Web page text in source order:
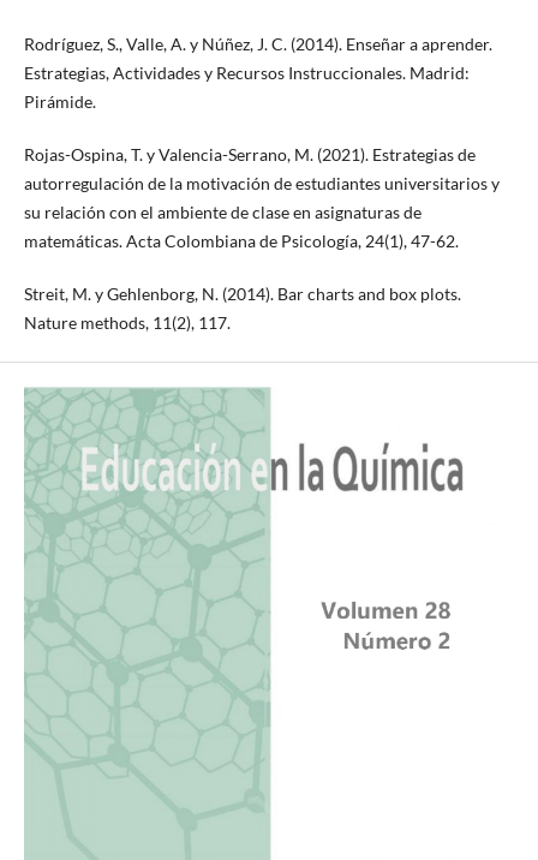
Rodríguez, S., Valle, A. y Núñez, J. C. (2014). Enseñar a aprender.
Estrategias, Actividades y Recursos Instruccionales. Madrid:
Pirámide.
Rojas-Ospina, T. y Valencia-Serrano, M. (2021). Estrategias de
autorregulación de la motivación de estudiantes universitarios y
su relación con el ambiente de clase en asignaturas de
matemáticas. Acta Colombiana de Psicología, 24(1), 47-62.
Streit, M. y Gehlenborg, N. (2014). Bar charts and box plots.
Nature methods, 11(2), 117.